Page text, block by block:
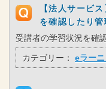
【法人サービ
を確認したり
受講者の学習状況を確
カテゴリー： eラー